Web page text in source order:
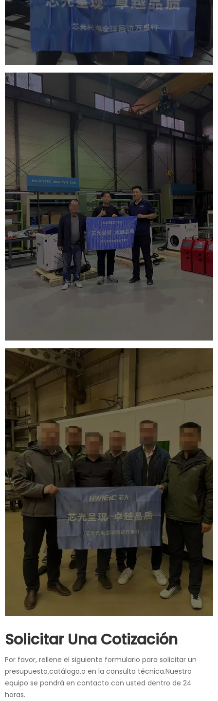
Solicitar Una Cotización
Por favor, rellene el siguiente formulario para solicitar un
presupuesto,catálogo,o en la consulta técnica.Nuestro
equipo se pondrá en contacto con usted dentro de 24
horas.